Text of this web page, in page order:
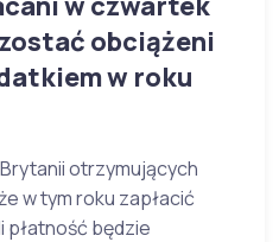
obciążeni
w roku
otrzymujących
w tym roku zapłacić
płatność będzie